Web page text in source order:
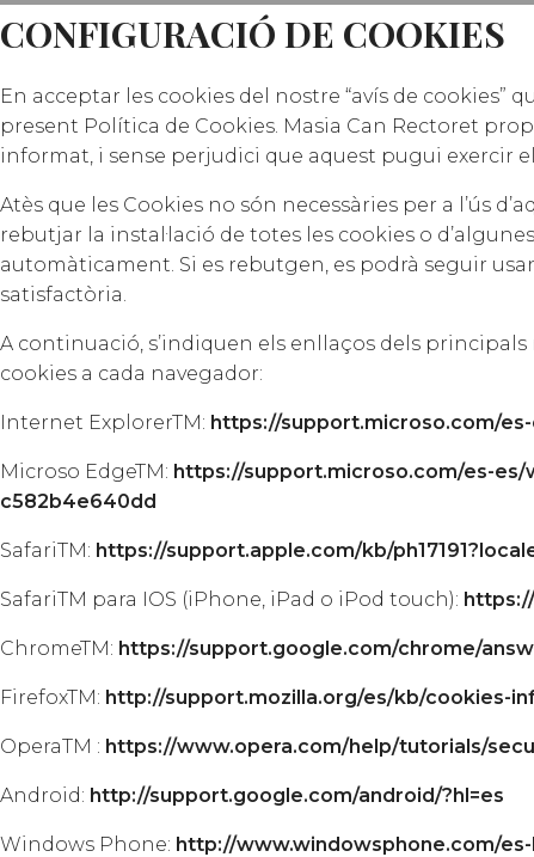
CONFIGURACIÓ DE COOKIES
En acceptar les cookies del nostre “avís de cookies”
present Política de Cookies. Masia Can Rectoret
informat, i sense perjudici que aquest pugui exercir
Atès que les Cookies no són necessàries per a l’ús
rebutjar la instal·lació de totes les cookies o
automàticament. Si es rebutgen, es podrà seguir
satisfactòria.
A continuació, s’indiquen els enllaços dels
cookies a cada navegador:
Internet ExplorerTM: https://support.microso.com/
Microso EdgeTM: https://support.microso.com/es-es/
c582b4e640dd
SafariTM: https://support.apple.com/kb/
SafariTM para IOS (iPhone, iPad o iPod touch):
ChromeTM: https://support.google.com/chrome/
FirefoxTM: http://support.mozilla.org/es/kb/cookies-
OperaTM : https://www.opera.com/help/tutorials/
Android: http://support.google.com/android/?hl=es
Windows Phone: http://www.windowsphone.com/